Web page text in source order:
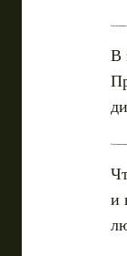
Невыносимая
В
Подготовка и
и